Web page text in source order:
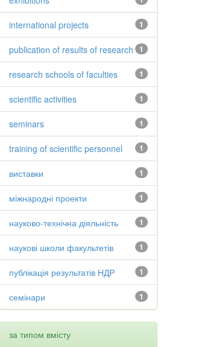
1
international projects
1
publication of results of research
1
research schools of faculties
1
scientific activities
1
seminars
1
training of scientific personnel
1
виставки
1
міжнародні проекти
1
науково-технічна діяльність
1
наукові школи факультетів
1
публікація результатів НДР
1
семінари
за типом вмісту